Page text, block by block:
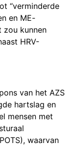
“verminderde
en ME-
zou kunnen
HRV-
van het AZS
hartslag en
mensen met
waarvan